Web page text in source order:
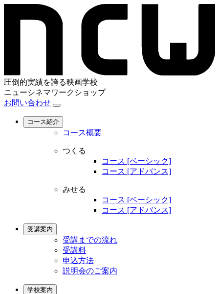
圧倒的実績を誇る映画学校
ニューシネマワークショップ
お問い合わせ
コース紹介
コース概要
つくる
コース [ベーシック]
コース [アドバンス]
みせる
コース [ベーシック]
コース [アドバンス]
受講案内
受講までの流れ
受講料
申込方法
説明会のご案内
学校案内